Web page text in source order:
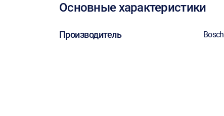
Основные характеристики
Производитель Bosch